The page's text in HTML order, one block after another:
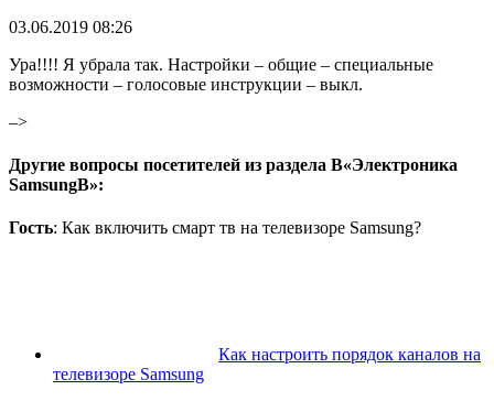
03.06.2019 08:26
Ура!!!! Я убрала так. Настройки – общие – специальные
возможности – голосовые инструкции – выкл.
–>
Другие вопросы посетителей из раздела В«Электроника
SamsungВ»:
Гость: Как включить смарт тв на телевизоре Samsung?
Как настроить порядок каналов на
телевизоре Samsung